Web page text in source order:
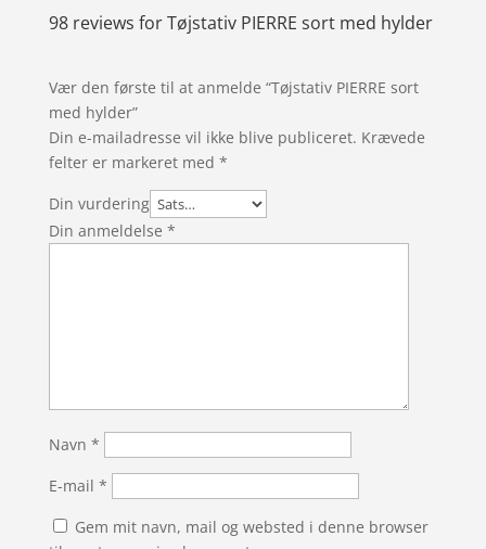
98 reviews forTøjstativ PIERRE sort med hylder
Vær den første til at anmelde “Tøjstativ PIERRE sort
med hylder”
Din e-mailadresse vil ikke blive publiceret. Krævede
felter er markeret med *
Din vurdering
Din anmeldelse *
Navn *
E-mail *
Gem mit navn, mail og websted i denne browser